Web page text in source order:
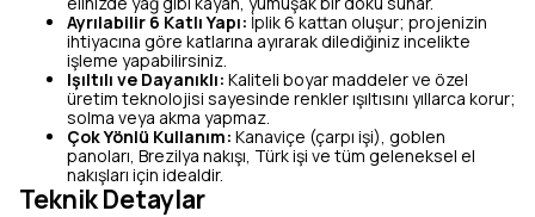
Ayrılabilir 6 Katlı Yapı: İplik 6 kattan oluşur; projenizin
ihtiyacına göre katlarına ayırarak dilediğiniz incelikte
işleme yapabilirsiniz.
Işıltılı ve Dayanıklı: Kaliteli boyar maddeler ve özel
üretim teknolojisi sayesinde renkler ışıltısını yıllarca korur;
solma veya akma yapmaz.
Çok Yönlü Kullanım: Kanaviçe (çarpı işi), goblen
panoları, Brezilya nakışı, Türk işi ve tüm geleneksel el
nakışları için idealdir.
Teknik Detaylar